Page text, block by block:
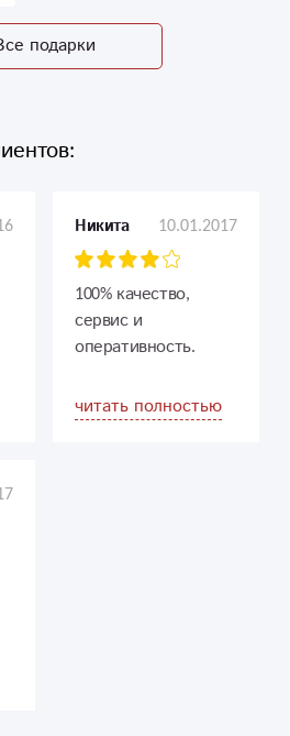
подарки
Никита 10.01.2017
100% качество,
сервис и
оперативность.
Заказал букет в
течении 5 минут
читать полностью